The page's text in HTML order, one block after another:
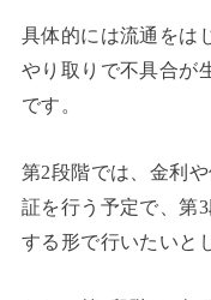
具体的には流通をは
やり取りで不具合が
です。
第2段階では、金利
証を行う予定で、第
する形で行いたいと